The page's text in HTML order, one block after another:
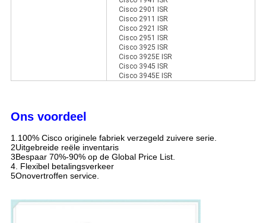
Cisco 2901 ISR
Cisco 2911 ISR
Cisco 2921 ISR
Cisco 2951 ISR
Cisco 3925 ISR
Cisco 3925E ISR
Cisco 3945 ISR
Cisco 3945E ISR
Ons voordeel
1.100% Cisco originele fabriek verzegeld zuivere serie.
2Uitgebreide reële inventaris
3Bespaar 70%-90% op de Global Price List.
4. Flexibel betalingsverkeer
5Onovertroffen service.